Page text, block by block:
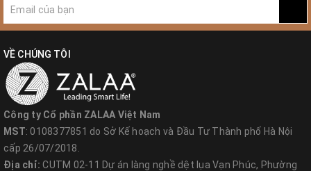
VỀ CHÚNG TÔI
Công ty Cổ phần ZALAA Việt Nam
MST: 0108377851 do Sở Kế hoạch và Đầu Tư Thành phố Hà Nội
cấp 26/07/2018.
Địa chỉ: CUTM 02-11 Dự án làng nghề dệt lụa Vạn Phúc, Phường